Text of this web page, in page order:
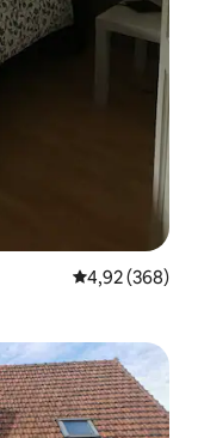
Gemiddelde
4,92 (368)